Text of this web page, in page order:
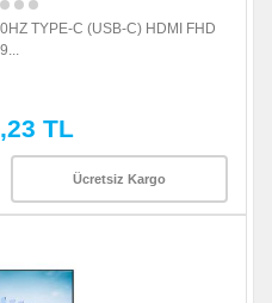
TYPE-C (USB-C) HDMI FHD
TL
Ücretsiz Kargo